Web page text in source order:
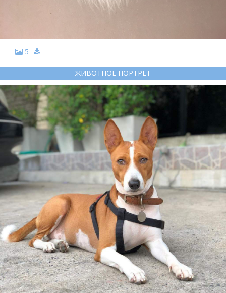
5
ЖИВОТНОЕ ПОРТРЕТ